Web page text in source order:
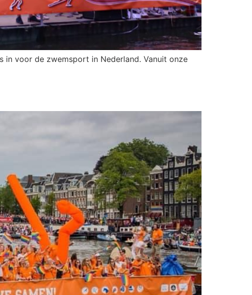
in voor de zwemsport in Nederland. Vanuit onze